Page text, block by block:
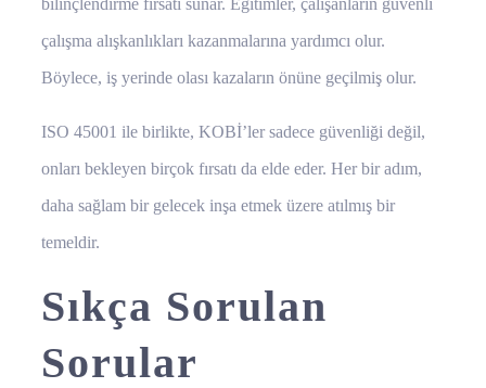
bilinçlendirme fırsatı sunar. Eğitimler, çalışanların güvenli
çalışma alışkanlıkları kazanmalarına yardımcı olur.
Böylece, iş yerinde olası kazaların önüne geçilmiş olur.
ISO 45001 ile birlikte, KOBİ’ler sadece güvenliği değil,
onları bekleyen birçok fırsatı da elde eder. Her bir adım,
daha sağlam bir gelecek inşa etmek üzere atılmış bir
temeldir.
Sıkça Sorulan
Sorular